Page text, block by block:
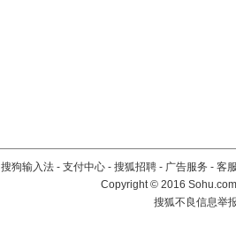
搜狗输入法 - 支付中心 - 搜狐招聘 - 广告服务 - 客
Copyright©2016
搜狐不良信息举